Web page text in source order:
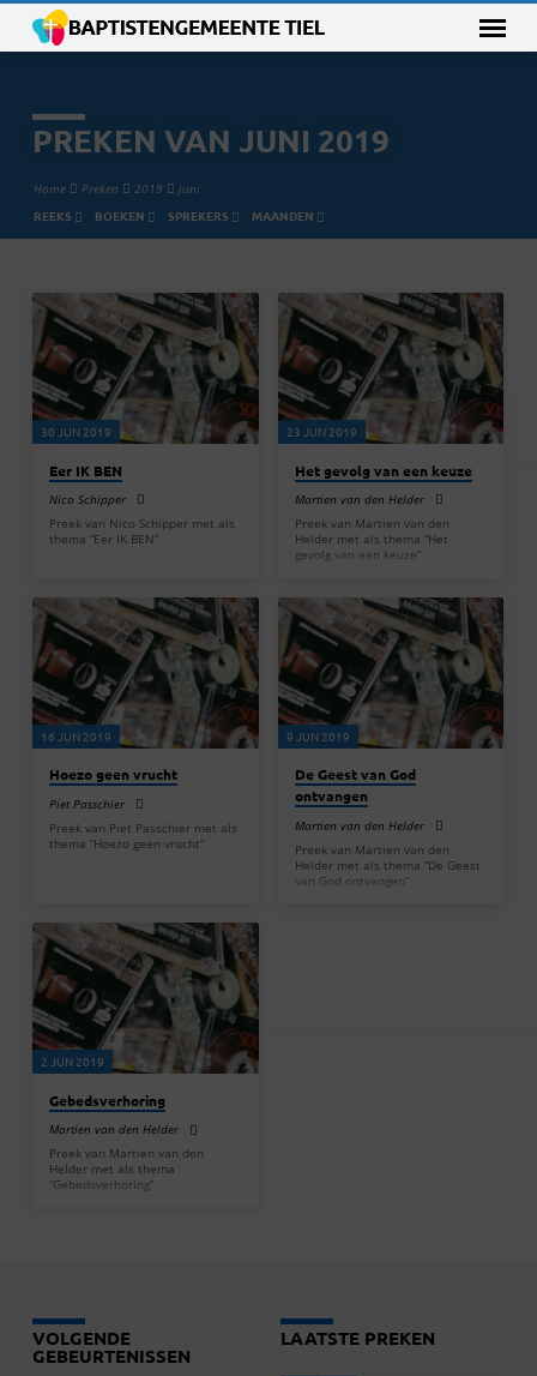
PREKEN VAN JUNI 2019
Home Preken 2019 juni
REEKS BOEKEN SPREKERS MAANDEN
PREKEN
VAN
JUNI
2019
30 JUN 2019
Eer IK BEN
Nico Schipper
Preek van Nico Schipper met als
thema “Eer IK BEN”
23 JUN 2019
Het gevolg van een keuze
Martien van den Helder
Preek van Martien van den
Helder met als thema “Het
gevolg van een keuze”
16 JUN 2019
Hoezo geen vrucht
Piet Passchier
Preek van Piet Passchier met als
thema “Hoezo geen vrucht”
9 JUN 2019
De Geest van God
ontvangen
Martien van den Helder
Preek van Martien van den
Helder met als thema “De Geest
van God ontvangen”
2 JUN 2019
Gebedsverhoring
Martien van den Helder
Preek van Martien van den
Helder met als thema
“Gebedsverhoring”
VOLGENDE
GEBEURTENISSEN
LAATSTE PREKEN